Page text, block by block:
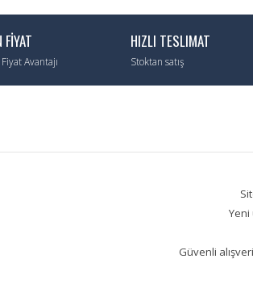
FİYAT
Avantajı
HIZLI TESLIMAT
Stoktan satış
Güvenli